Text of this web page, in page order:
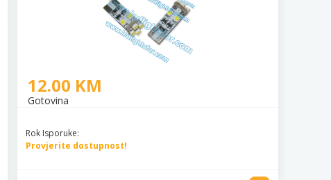
12.00 KM
Gotovina
Rok Isporuke:
Provjerite dostupnost!